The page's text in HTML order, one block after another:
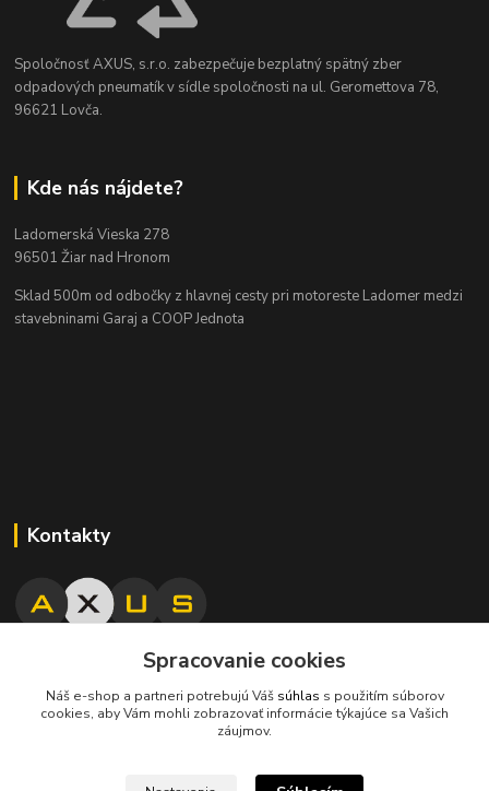
Spoločnosť AXUS, s.r.o. zabezpečuje bezplatný spätný zber
odpadových pneumatík v sídle spoločnosti na ul. Geromettova 78,
96621 Lovča.
Kde nás nájdete?
Ladomerská Vieska 278
96501 Žiar nad Hronom
Sklad 500m od odbočky z hlavnej cesty pri motoreste Ladomer medzi
stavebninami Garaj a COOP Jednota
Kontakty
045/671 63 50
axuspneu@gmail.com
Spracovanie cookies
Náš e-shop a partneri potrebujú Váš súhlas s použitím súborov
cookies, aby Vám mohli zobrazovať informácie týkajúce sa Vašich
záujmov.